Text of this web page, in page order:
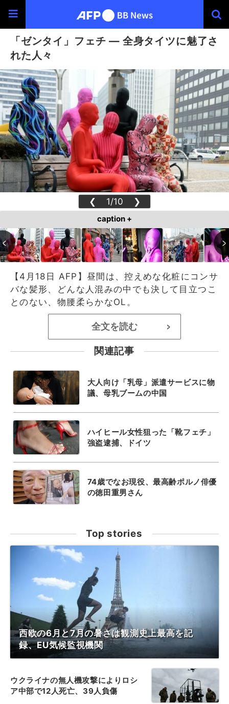
「ゼンタイ」フェチ ― 全身タイツに魅了さ
れた人々
❮ 1/10 ❯
caption +
【4月18日 AFP】昼間は、控えめな化粧にコンサ
バな髪形、どんな人混みの中でも決して目立つこ
とのない、物腰柔らかなOL。
全文を読む >
関連記事
大人向け「乳母」派遣サービスに物
議、母乳ブームの中国
ハイヒール女性狙った「靴フェチ」
強盗逮捕、ドイツ
74歳でなお現役、最高齢ポルノ俳優
の徳田重男さん
Top stories
西欧の6月と7月の暑さは観測史上最高を記
録、EU気候監視機関
ウクライナの無人機攻撃によりロシ
ア中部で12人死亡、39人負傷